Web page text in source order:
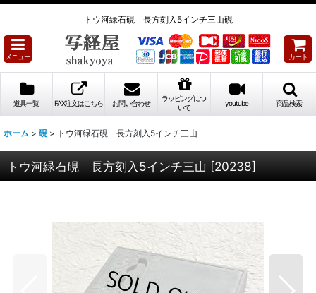
トウ河緑石硯 長方刻入5インチ三山硯
メニュー カート
道具一覧 FAX注文はこちら お問い合わせ
ラッピングにつ
いて
youtube 商品検索
ホーム > 硯 > トウ河緑石硯 長方刻入5インチ三山
トウ河緑石硯 長方刻入5インチ三山 [20238]